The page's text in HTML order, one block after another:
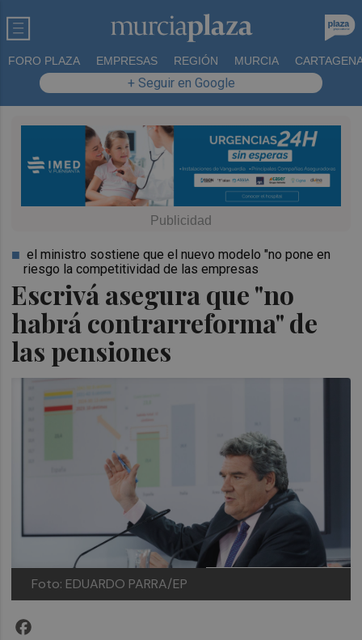
FORO PLAZA EMPRESAS REGIÓN MURCIA
+ Seguir en Google
Escrivá asegura que "no
habrá contrarreforma" de
las pensiones
el ministro sostiene que el nuevo modelo "no pone en
riesgo la competitividad de las empresas
Foto: EDUARDO PARRA/EP